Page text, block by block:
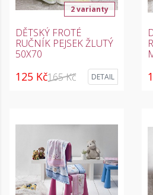
2 varianty
DĚTSKÝ FROTÉ
RUČNÍK PEJSEK ŽLUTÝ
50X70
125 Kč165 Kč DETAIL